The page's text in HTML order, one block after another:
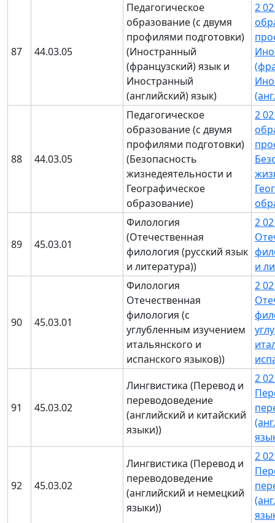
87 44.03.05
Педагогическое
образование (с двумя
профилями подготовки)
(Иностранный
(французский) язык и
Иностранный
(английский) язык)
2
88 44.03.05
Педагогическое
образование (с двумя
профилями подготовки)
(Безопасность
жизнедеятельности и
Географическое
образование)
2
89 45.03.01
Филология
(Отечественная
филология (русский язык
и литература))
2
и
90 45.03.01
Филология
Отечественная
филология (с
углубленным изучением
итальянского и
испанского языков))
2
91 45.03.02
Лингвистика (Перевод и
переводоведение
(английский и китайский
языки))
2
92 45.03.02
Лингвистика (Перевод и
переводоведение
(английский и немецкий
языки))
2